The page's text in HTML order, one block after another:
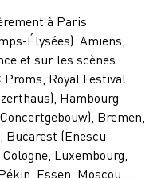
à Paris
Élysées). Amiens,
et sur les scènes
Royal Festival
Hambourg
Bremen,
Bucarest (Enescu
Luxembourg,
Essen, Moscou…